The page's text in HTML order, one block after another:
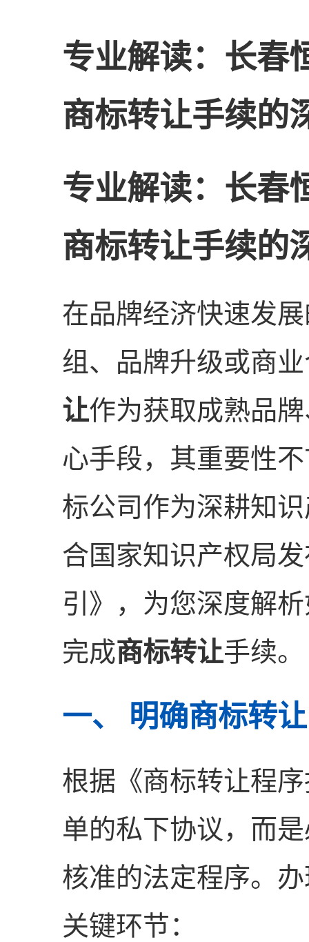
专业解读：长春
商标转让手续的
专业解读：长春
商标转让手续的
在品牌经济快速发
组、品牌升级或商
让作为获取成熟品
心手段，其重要性
标公司作为深耕知
合国家知识产权局
引》，为您深度解
完成商标转让手续。
一、 明确商标转
根据《商标转让程
单的私下协议，而
核准的法定程序。
关键环节：